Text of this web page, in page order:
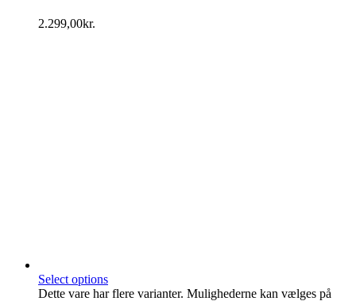
2.299,00kr.
Select options
Dette vare har flere varianter. Mulighederne kan vælges på